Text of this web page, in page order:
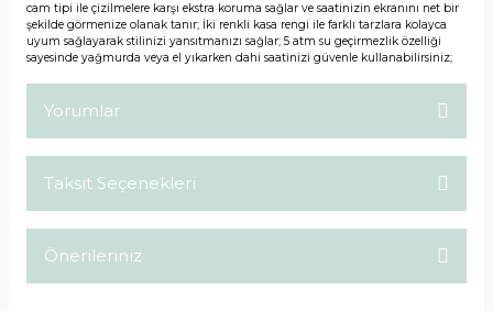
cam tipi ile çizilmelere karşı ekstra koruma sağlar ve saatinizin ekranını net bir
şekilde görmenize olanak tanır; İki renkli kasa rengi ile farklı tarzlara kolayca
uyum sağlayarak stilinizi yansıtmanızı sağlar; 5 atm su geçirmezlik özelliği
sayesinde yağmurda veya el yıkarken dahi saatinizi güvenle kullanabilirsiniz;
Yorumlar
Taksit Seçenekleri
Önerileriniz